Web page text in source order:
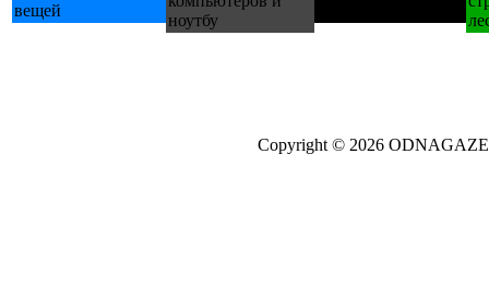
вещей
ноутбу
Copyright © 2026